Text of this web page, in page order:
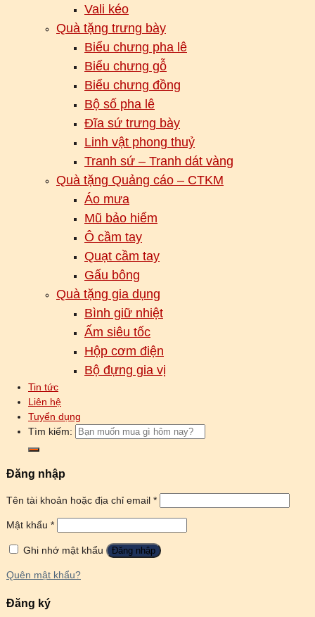
Vali kéo
Quà tặng trưng bày
Biểu chưng pha lê
Biểu chưng gỗ
Biểu chưng đồng
Bộ số pha lê
Đĩa sứ trưng bày
Linh vật phong thuỷ
Tranh sứ – Tranh dát vàng
Quà tặng Quảng cáo – CTKM
Áo mưa
Mũ bảo hiểm
Ô cầm tay
Quạt cầm tay
Gấu bông
Quà tặng gia dụng
Bình giữ nhiệt
Ấm siêu tốc
Hộp cơm điện
Bộ đựng gia vị
Tin tức
Liên hệ
Tuyển dụng
Tìm kiếm:
Đăng nhập
Tên tài khoản hoặc địa chỉ email *
Mật khẩu *
Ghi nhớ mật khẩu Đăng nhập
Quên mật khẩu?
Đăng ký